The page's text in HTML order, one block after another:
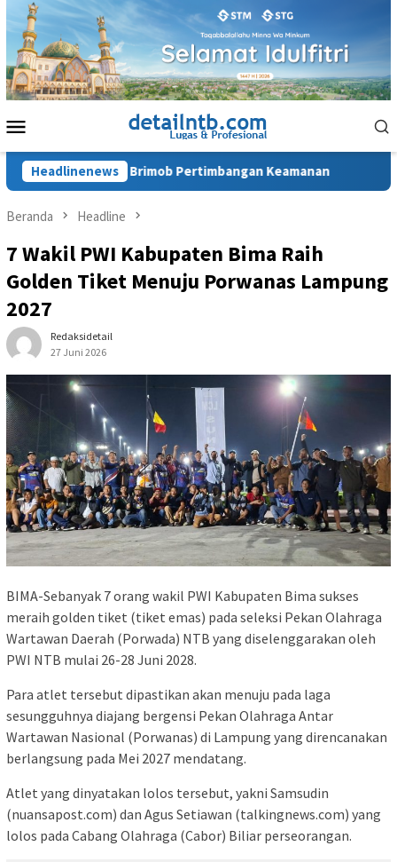
Loncat
konten
Mobile
Headlinenews
Kota di Brimob Pertimbangan Keamanan Terdakwa
Beranda Headline
7 Wakil PWI Kabupaten Bima Raih
Golden Tiket Menuju Porwanas Lampung
2027
Redaksidetail
27 Juni 2026
BIMA-Sebanyak 7 orang wakil PWI Kabupaten Bima sukses
meraih golden tiket (tiket emas) pada seleksi Pekan Olahraga
Wartawan Daerah (Porwada) NTB yang diselenggarakan oleh
PWI NTB mulai 26-28 Juni 2028.
Para atlet tersebut dipastikan akan menuju pada laga
sesungguhnya diajang bergensi Pekan Olahraga Antar
Wartawan Nasional (Porwanas) di Lampung yang direncanakan
berlangsung pada Mei 2027 mendatang.
Atlet yang dinyatakan lolos tersebut, yakni Samsudin
(nuansapost.com) dan Agus Setiawan (talkingnews.com) yang
lolos pada Cabang Olahraga (Cabor) Biliar perseorangan.